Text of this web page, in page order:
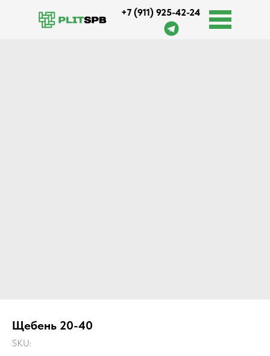
+7 (911) 925-42-24
Щебень 20-40
SKU: